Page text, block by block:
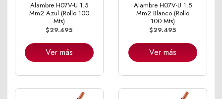
Alambre H07V-U 1.5
Mm2 Azul (Rollo 100
Mts)
$29.495
Ver más
Alambre H07V-U 1.5
Mm2 Blanco (Rollo
100 Mts)
$29.495
Ver más